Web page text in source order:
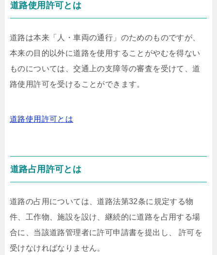
道路使用許可とは
道路は本来「人・車両の通行」のためのものですが、
本来の目的以外に道路を使用することがやむを得ない
ものについては、交通上の支障等の審査を受けて、道
路使用許可を受けることができます。
道路使用許可とは
道路占用許可とは
道路の占用については、道路法第32条に規定する物
件、工作物、施設を設け、継続的に道路を占用する場
合に、当該道路管理者に許可申請書を提出し、 許可を
受けなければなりません。